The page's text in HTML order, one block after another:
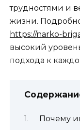
трудностями и
жизни.
https://narko-
высокий
подхода к
Почему